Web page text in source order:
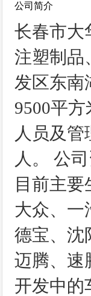
公司简介
长春市大
注塑制品
发区东南
9500平
人员及
人。 公
目前主
大众、一
德宝、沈
迈腾、速
开发中的